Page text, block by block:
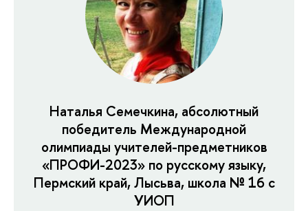
Наталья Семечкина, абсолютный
победитель Международной
олимпиады учителей-предметников
«ПРОФИ-2023» по русскому языку,
Пермский край, Лысьва, школа № 16 с
УИОП